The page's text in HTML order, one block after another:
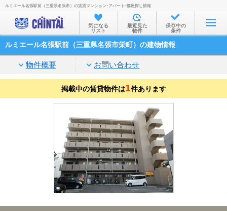
お部屋を探す
沿線・駅から
住所から
家賃相場から
通勤通学時間から
物件特集から
不動産会社から
TOP
ルミエール名張駅前（三重県名張市）の賃貸マンション･アパート･部屋探し情報
気になる
リスト
最近見た
物件
保存中の
条件
ルミエール名張駅前（三重県名張市栄町）の建物情報
物件概要 お問い合わせ
掲載中の賃貸物件は1件あります